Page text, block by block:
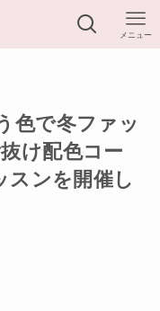
メニュー
色で冬ファッ
け配色コー
スンを開催し